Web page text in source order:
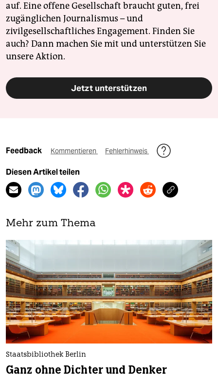
auf. Eine offene Gesellschaft braucht guten, frei
zugänglichen Journalismus – und
zivilgesellschaftliches Engagement. Finden Sie
auch? Dann machen Sie mit und unterstützen Sie
unsere Aktion.
Jetzt unterstützen
Feedback Kommentieren Fehlerhinweis
Diesen Artikel teilen
Mehr zum Thema
Staatsbibliothek Berlin
Ganz ohne Dichter und Denker